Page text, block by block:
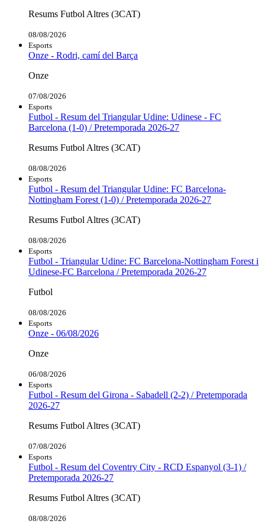
Resums Futbol Altres (3CAT)
08/08/2026
Esports
Onze - Rodri, camí del Barça
Onze
07/08/2026
Esports
Futbol - Resum del Triangular Udine: Udinese - FC
Barcelona (1-0) / Pretemporada 2026-27
Resums Futbol Altres (3CAT)
08/08/2026
Esports
Futbol - Resum del Triangular Udine: FC Barcelona-
Nottingham Forest (1-0) / Pretemporada 2026-27
Resums Futbol Altres (3CAT)
08/08/2026
Esports
Futbol - Triangular Udine: FC Barcelona-Nottingham Forest i
Udinese-FC Barcelona / Pretemporada 2026-27
Futbol
08/08/2026
Esports
Onze - 06/08/2026
Onze
06/08/2026
Esports
Futbol - Resum del Girona - Sabadell (2-2) / Pretemporada
2026-27
Resums Futbol Altres (3CAT)
07/08/2026
Esports
Futbol - Resum del Coventry City - RCD Espanyol (3-1) /
Pretemporada 2026-27
Resums Futbol Altres (3CAT)
08/08/2026